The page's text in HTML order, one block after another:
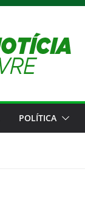
POLÍTICA